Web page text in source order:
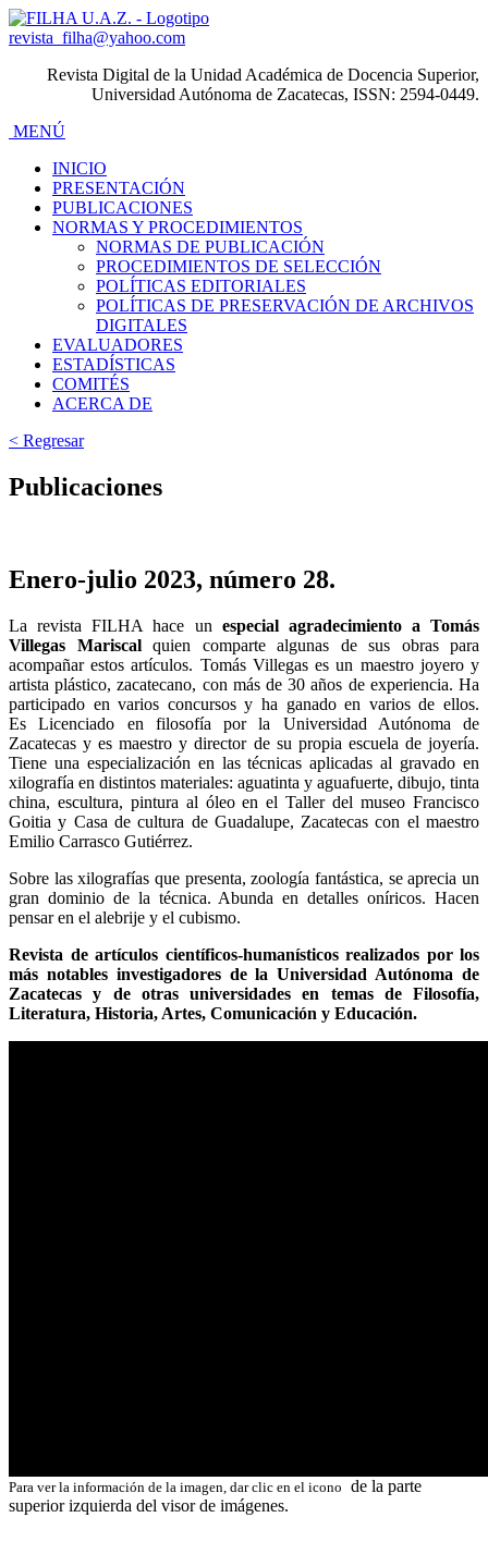
revista_filha@yahoo.com
Revista Digital de la Unidad Académica de Docencia Superior,
Universidad Autónoma de Zacatecas, ISSN: 2594-0449.
MENÚ
INICIO
PRESENTACIÓN
PUBLICACIONES
NORMAS Y PROCEDIMIENTOS
NORMAS DE PUBLICACIÓN
PROCEDIMIENTOS DE SELECCIÓN
POLÍTICAS EDITORIALES
POLÍTICAS DE PRESERVACIÓN DE ARCHIVOS
DIGITALES
EVALUADORES
ESTADÍSTICAS
COMITÉS
ACERCA DE
< Regresar
Publicaciones
Enero-julio 2023, número 28.
La revista FILHA hace un especial agradecimiento a Tomás
Villegas Mariscalquien comparte algunas de sus obras para
acompañar estos artículos. Tomás Villegas es un maestro joyero y
artista plástico, zacatecano, con más de 30 años de experiencia. Ha
participado en varios concursos y ha ganado en varios de ellos.
Es Licenciado en filosofía por la Universidad Autónoma de
Zacatecas y es maestro y director de su propia escuela de joyería.
Tiene una especialización en las técnicas aplicadas al gravado en
xilografía en distintos materiales: aguatinta y aguafuerte, dibujo, tinta
china, escultura, pintura al óleo en el Taller del museo Francisco
Goitia y Casa de cultura de Guadalupe, Zacatecas con el maestro
Emilio Carrasco Gutiérrez.
Sobre las xilografías que presenta, zoología fantástica, se aprecia un
gran dominio de la técnica. Abunda en detalles oníricos. Hacen
pensar en el alebrije y el cubismo.
Revista de artículos científicos-humanísticos realizados por los
más notables investigadores de la Universidad Autónoma de
Zacatecas y de otras universidades en temas de Filosofía,
Literatura, Historia, Artes, Comunicación y Educación.
Para ver la información de la imagen, dar clic en el icono de la parte
superior izquierda del visor de imágenes.